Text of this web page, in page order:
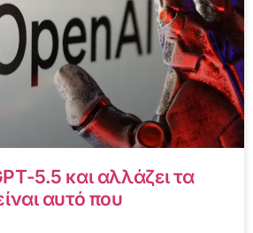
5.5 και αλλάζει τα
αυτό που